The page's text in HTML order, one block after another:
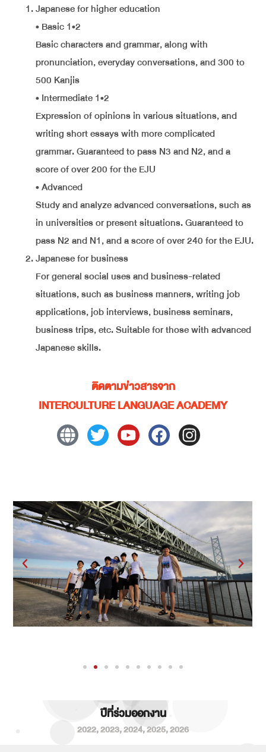
Japanese for higher education
• Basic 1•2
Basic characters and grammar, along with
pronunciation, everyday conversations, and 300 to
500 Kanjis
• Intermediate 1•2
Expression of opinions in various situations, and
writing short essays with more complicated
grammar. Guaranteed to pass N3 and N2, and a
score of over 200 for the EJU
• Advanced
Study and analyze advanced conversations, such as
in universities or present situations. Guaranteed to
pass N2 and N1, and a score of over 240 for the EJU.
Japanese for business
For general social uses and business-related
situations, such as business manners, writing job
applications, job interviews, business seminars,
business trips, etc. Suitable for those with advanced
Japanese skills.
ติดตามข่าวสารจาก
INTERCULTURE LANGUAGE ACADEMY
ปีที่ร่วมออกงาน
2022,2023,2024,2025,2026